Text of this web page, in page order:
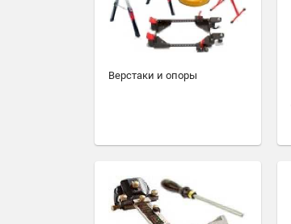
Верстаки и опоры